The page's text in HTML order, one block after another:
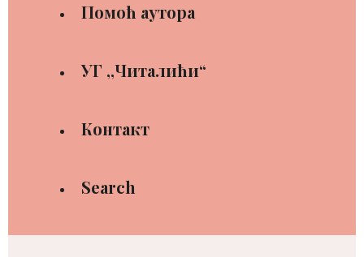
Помоћ аутора
УГ ,,Читалићи“
Контакт
Search